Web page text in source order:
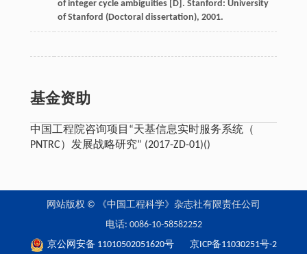
of integer cycle ambiguities [D]. Stanford: University
of Stanford (Doctoral dissertation), 2001.
基金资助
中国工程院咨询项目“天基信息实时服务系统（
PNTRC）发展战略研究” (2017-ZD-01)()
网站版权 © 《中国工程科学》杂志社有限责任公司
电话: 0086-10-58582252
京公网安备 11010502051620号
京ICP备11030251号-2